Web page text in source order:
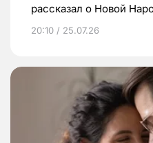
рассказал о Новой
20:10 / 25.07.26